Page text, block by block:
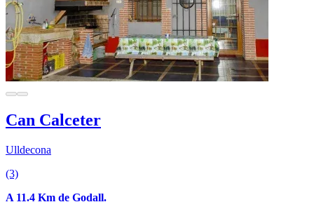
Can Calceter
Ulldecona
(3)
A 11.4 Km de Godall.